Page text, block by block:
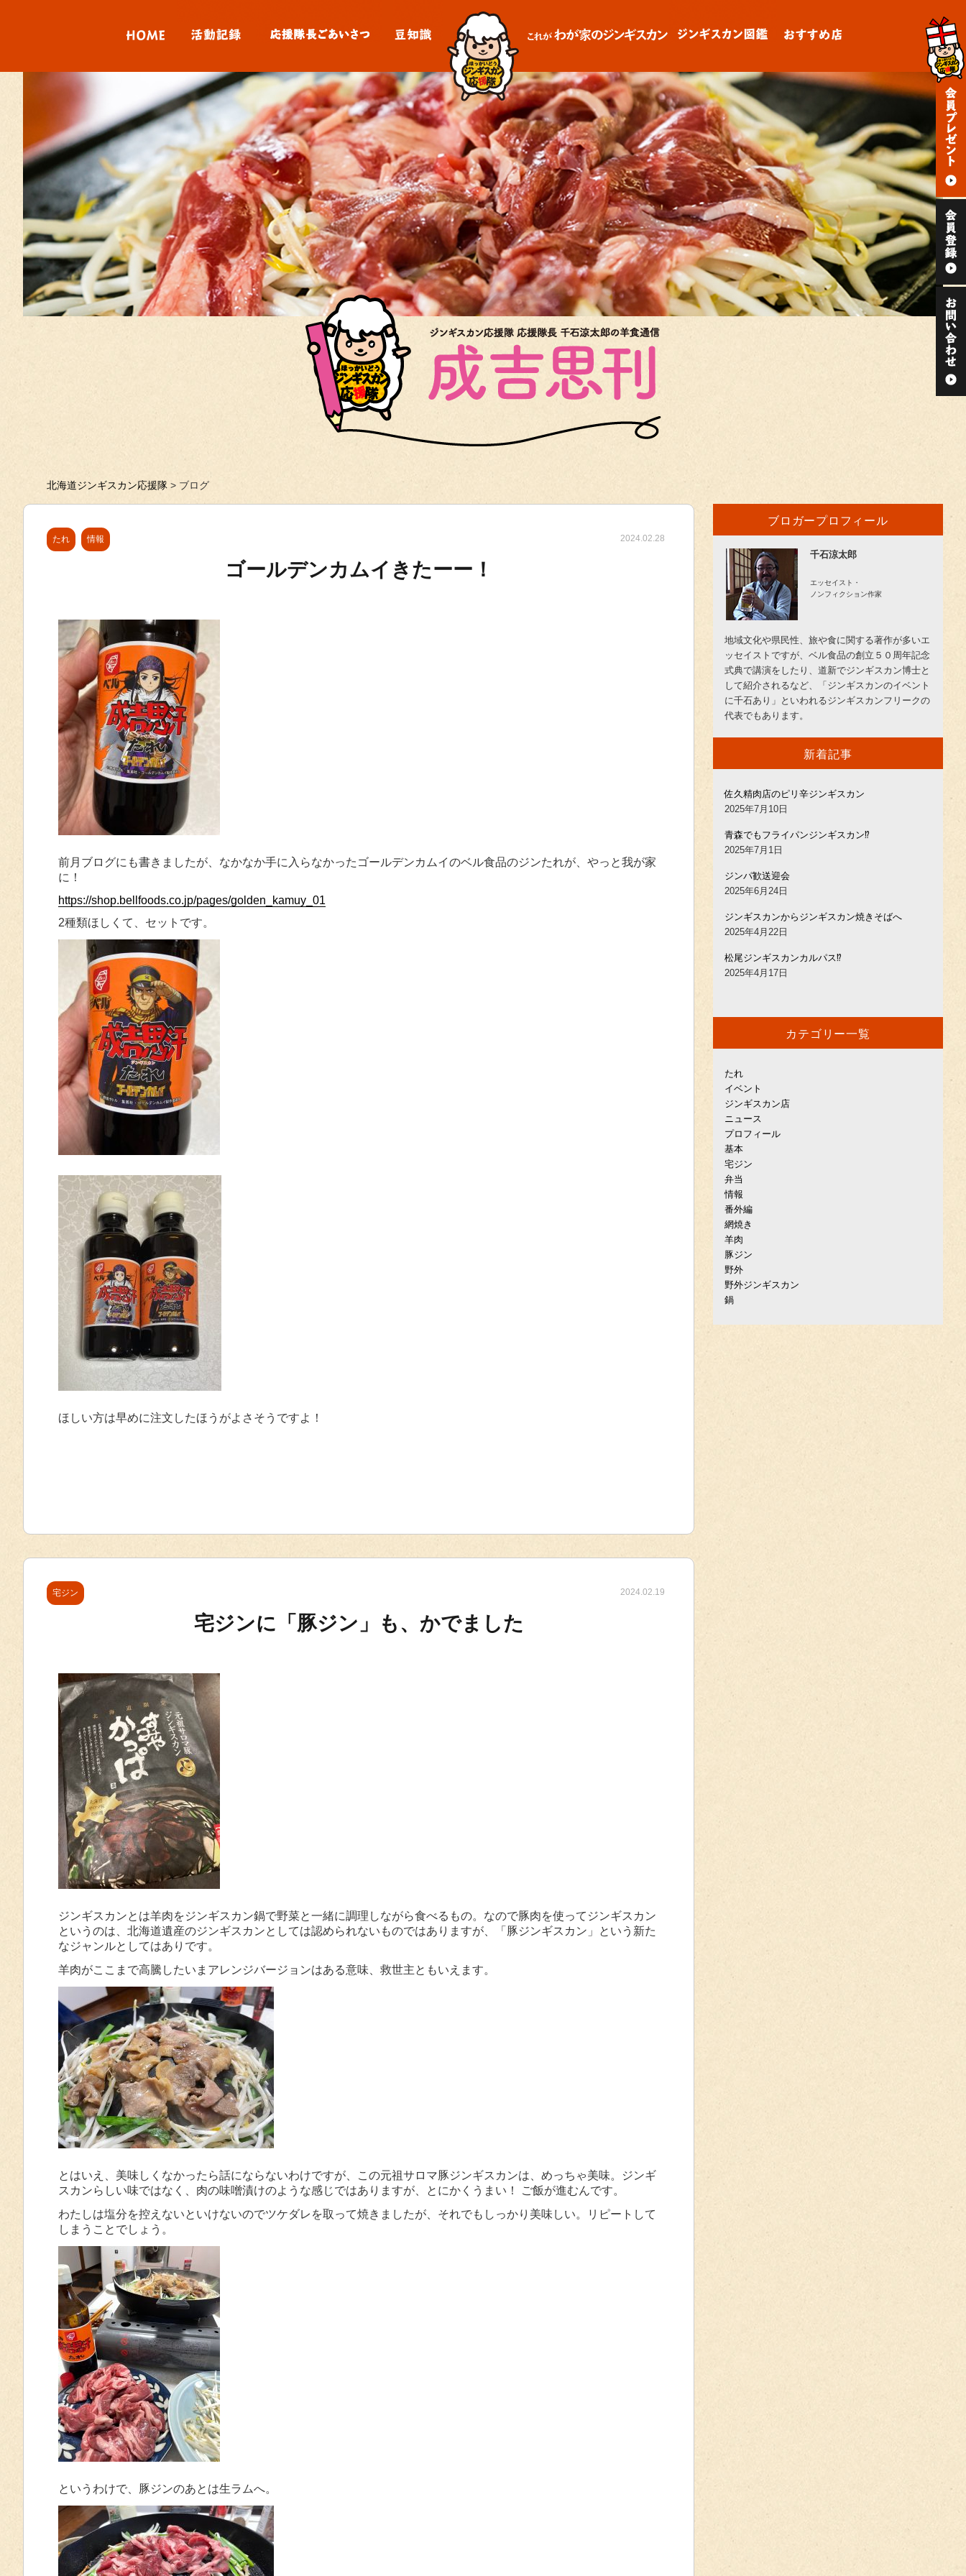
北海道ジンギスカン応援隊 > ブログ
たれ 情報 2024.02.28
ゴールデンカムイきたーー！
前月ブログにも書きましたが、なかなか手に入らなかったゴールデンカムイのベル食品のジンたれが、やっと我が家
に！
https://shop.bellfoods.co.jp/pages/golden_kamuy_01
2種類ほしくて、セットです。
ほしい方は早めに注文したほうがよさそうですよ！
宅ジン 2024.02.19
宅ジンに「豚ジン」も、かでました
ジンギスカンとは羊肉をジンギスカン鍋で野菜と一緒に調理しながら食べるもの。なので豚肉を使ってジンギスカン
というのは、北海道遺産のジンギスカンとしては認められないものではありますが、「豚ジンギスカン」という新た
なジャンルとしてはありです。
羊肉がここまで高騰したいまアレンジバージョンはある意味、救世主ともいえます。
とはいえ、美味しくなかったら話にならないわけですが、この元祖サロマ豚ジンギスカンは、めっちゃ美味。ジンギ
スカンらしい味ではなく、肉の味噌漬けのような感じではありますが、とにかくうまい！ ご飯が進むんです。
わたしは塩分を控えないといけないのでツケダレを取って焼きましたが、それでもしっかり美味しい。リピートして
しまうことでしょう。
というわけで、豚ジンのあとは生ラムへ。
ブロガープロフィール
千石涼太郎
エッセイスト・
ノンフィクション作家
地域文化や県民性、旅や食に関する著作が多いエ
ッセイストですが、ベル食品の創立５０周年記念
式典で講演をしたり、道新でジンギスカン博士と
して紹介されるなど、「ジンギスカンのイベント
に千石あり」といわれるジンギスカンフリークの
代表でもあります。
新着記事
佐久精肉店のピリ辛ジンギスカン
2025年7月10日
青森でもフライパンジンギスカン⁉︎
2025年7月1日
ジンパ歓送迎会
2025年6月24日
ジンギスカンからジンギスカン焼きそばへ
2025年4月22日
松尾ジンギスカンカルパス⁉︎
2025年4月17日
カテゴリー一覧
たれ
イベント
ジンギスカン店
ニュース
プロフィール
基本
宅ジン
弁当
情報
番外編
網焼き
羊肉
豚ジン
野外
野外ジンギスカン
鍋